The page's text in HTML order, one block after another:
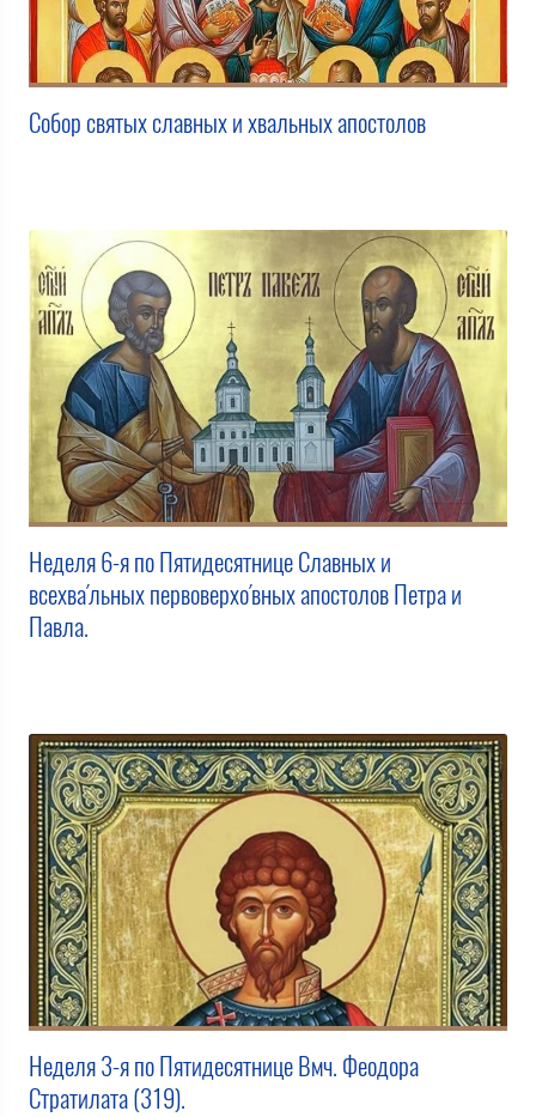
Собор святых славных и хвальных апостолов
Неделя 6-я по Пятидесятнице Славных и
всехва́льных первоверхо́вных апостолов Петра и
Павла.
Неделя 3-я по Пятидесятнице Вмч. Феодора
Стратилата (319).